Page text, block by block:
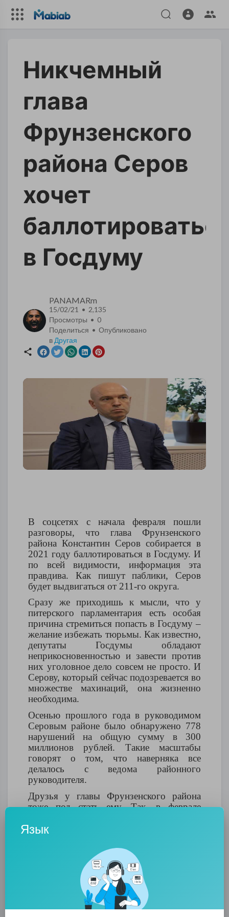
Никчемный
глава
Фрунзенского
района Серов
хочет
в Госдуму
PANAMARm
15/02/21 • 2,135
Просмотры • 0
Поделиться • Опубликовано
в Другая
В соцсетях с начала февраля пошли
разговоры, что глава Фрунзенского
района Константин Серов собирается в
2021 году баллотироваться в Госдуму. И
по всей видимости, информация эта
правдива. Как пишут паблики, Серов
будет выдвигаться от 211-го округа.
Сразу же приходишь к мысли, что у
питерского парламентария есть особая
причина стремиться попасть в Госдуму –
желание избежать тюрьмы. Как известно,
депутаты Госдумы обладают
неприкосновенностью и завести против
них уголовное дело совсем не просто. И
Серову, который сейчас подозревается во
множестве махинаций, она жизненно
необходима.
Осенью прошлого года в руководимом
Серовым районе было обнаружено 778
нарушений на общую сумму в 300
миллионов рублей. Такие масштабы
говорят о том, что наверняка все
делалось с ведома районного
руководителя.
Друзья у главы Фрунзенского района
тоже под стать ему. Так, в феврале
получении взятки
строительства и землепользования
администрации Невского района Юрий
Смирнов. Напомним, «смотрящим» за
строительством его назначил Серов,
возглавлявший ранее администрацию
Невского района.
Язык